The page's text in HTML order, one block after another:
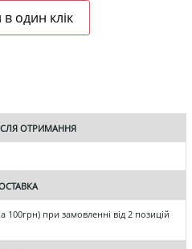
ОТРИМАННЯ
при замовленні від 2 позицій